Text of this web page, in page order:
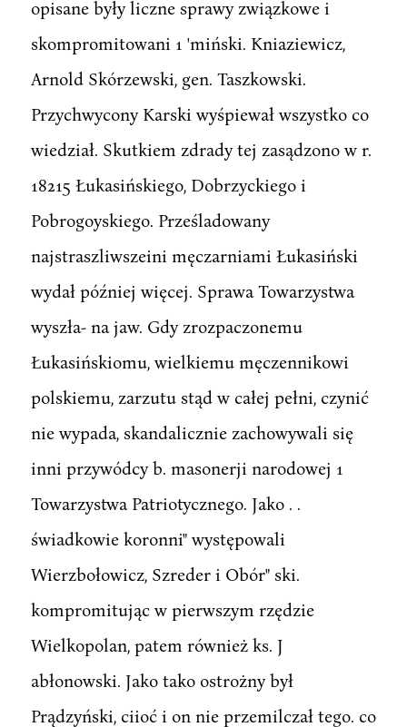
opisane były liczne sprawy związkowe i
skompromitowani 1 'miński. Kniaziewicz,
Arnold Skórzewski, gen. Taszkowski.
Przychwycony Karski wyśpiewał wszystko co
wiedział. Skutkiem zdrady tej zasądzono w r.
18215 Łukasińskiego, Dobrzyckiego i
Pobrogoyskiego. Prześladowany
najstraszliwszeini męczarniami Łukasiński
wydał później więcej. Sprawa Towarzystwa
wyszła- na jaw. Gdy zrozpaczonemu
Łukasińskiomu, wielkiemu męczennikowi
polskiemu, zarzutu stąd w całej pełni, czynić
nie wypada, skandalicznie zachowywali się
inni przywódcy b. masonerji narodowej 1
Towarzystwa Patriotycznego. Jako . .
świadkowie koronni" występowali
Wierzbołowicz, Szreder i Obór" ski.
kompromitując w pierwszym rzędzie
Wielkopolan, patem również ks. J
abłonowski. Jako tako ostrożny był
Prądzyński, ciioć i on nie przemilczał tego. co